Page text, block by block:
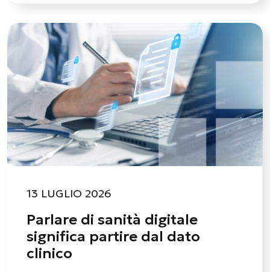
13 LUGLIO 2026
Parlare di sanità digitale
significa partire dal dato
clinico